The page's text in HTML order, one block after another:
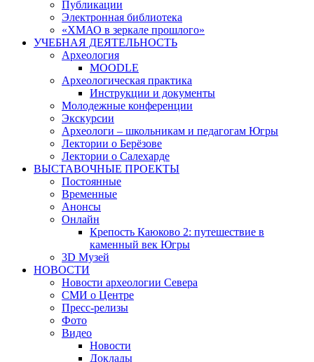
Публикации
Электронная библиотека
«ХМАО в зеркале прошлого»
УЧЕБНАЯ ДЕЯТЕЛЬНОСТЬ
Археология
MOODLE
Археологическая практика
Инструкции и документы
Молодежные конференции
Экскурсии
Археологи – школьникам и педагогам Югры
Лектории о Берёзове
Лектории о Салехарде
ВЫСТАВОЧНЫЕ ПРОЕКТЫ
Постоянные
Временные
Анонсы
Онлайн
Крепость Каюково 2: путешествие в
каменный век Югры
3D Музей
НОВОСТИ
Новости археологии Севера
СМИ о Центре
Пресс-релизы
Фото
Видео
Новости
Доклады